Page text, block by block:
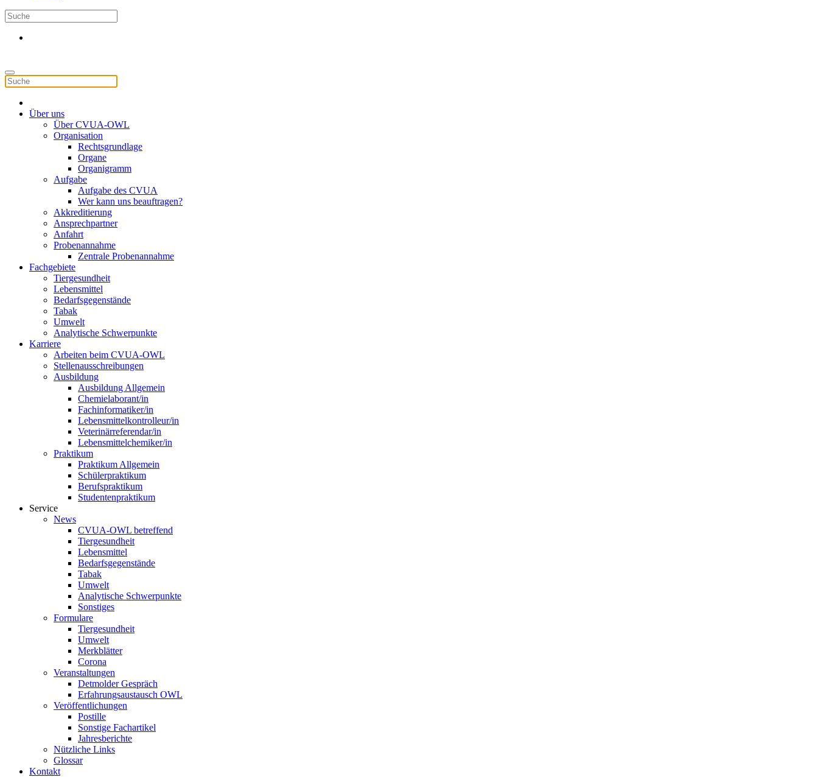
Über uns
Über CVUA-OWL
Organisation
Rechtsgrundlage
Organe
Organigramm
Aufgabe
Aufgabe des CVUA
Wer kann uns beauftragen?
Akkreditierung
Ansprechpartner
Anfahrt
Probenannahme
Zentrale Probenannahme
Fachgebiete
Tiergesundheit
Lebensmittel
Bedarfsgegenstände
Tabak
Umwelt
Analytische Schwerpunkte
Karriere
Arbeiten beim CVUA-OWL
Stellenausschreibungen
Ausbildung
Ausbildung Allgemein
Chemielaborant/in
Fachinformatiker/in
Lebensmittelkontrolleur/in
Veterinärreferendar/in
Lebensmittelchemiker/in
Praktikum
Praktikum Allgemein
Schülerpraktikum
Berufspraktikum
Studentenpraktikum
Service
News
CVUA-OWL betreffend
Tiergesundheit
Lebensmittel
Bedarfsgegenstände
Tabak
Umwelt
Analytische Schwerpunkte
Sonstiges
Formulare
Tiergesundheit
Umwelt
Merkblätter
Corona
Veranstaltungen
Detmolder Gespräch
Erfahrungsaustausch OWL
Veröffentlichungen
Postille
Sonstige Fachartikel
Jahresberichte
Nützliche Links
Glossar
Kontakt